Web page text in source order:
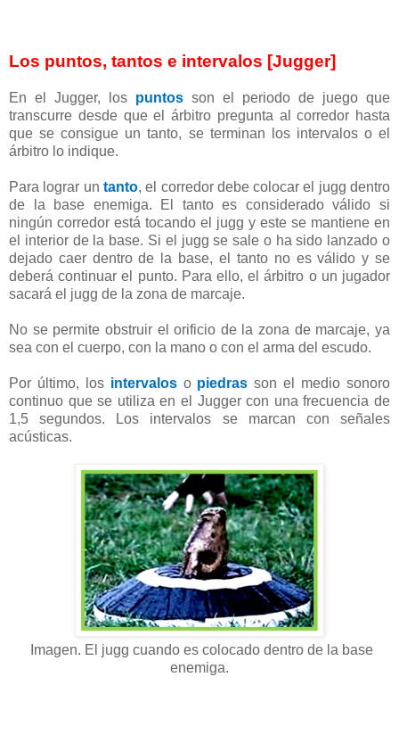
Los puntos, tantos e intervalos [Jugger]
En el Jugger, los puntos son el periodo de juego que
transcurre desde que el árbitro pregunta al corredor hasta
que se consigue un tanto, se terminan los intervalos o el
árbitro lo indique.
Para lograr un tanto, el corredor debe colocar el jugg dentro
de la base enemiga. El tanto es considerado válido si
ningún corredor está tocando el jugg y este se mantiene en
el interior de la base. Si el jugg se sale o ha sido lanzado o
dejado caer dentro de la base, el tanto no es válido y se
deberá continuar el punto. Para ello, el árbitro o un jugador
sacará el jugg de la zona de marcaje.
No se permite obstruir el orificio de la zona de marcaje, ya
sea con el cuerpo, con la mano o con el arma del escudo.
Por último, los intervaloso piedras son el medio sonoro
continuo que se utiliza en el Jugger con una frecuencia de
1,5 segundos. Los intervalos se marcan con señales
acústicas.
Imagen. El jugg cuando es colocado dentro de la base
enemiga.